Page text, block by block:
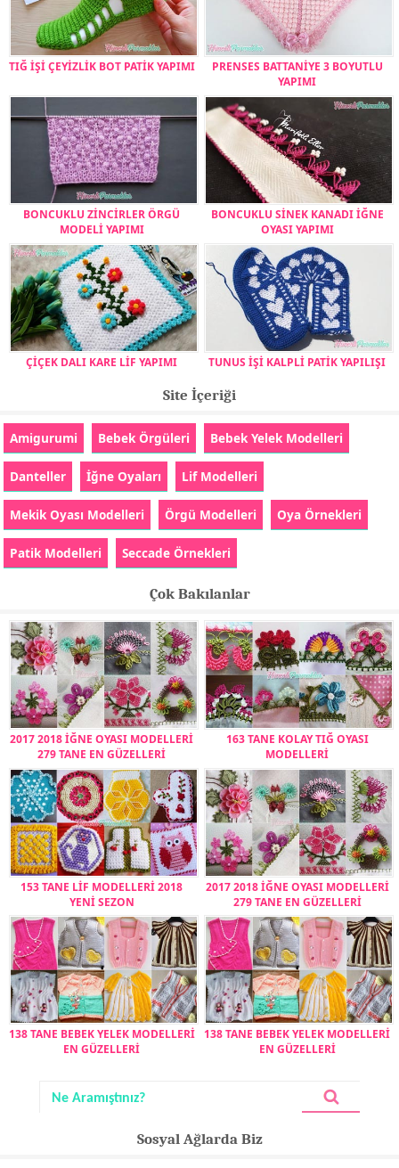
TIĞ İŞİ ÇEYİZLİK BOT PATİK YAPIMI
PRENSES BATTANİYE 3 BOYUTLU
YAPIMI
BONCUKLU ZİNCİRLER ÖRGÜ
MODELİ YAPIMI
BONCUKLU SİNEK KANADI İĞNE
OYASI YAPIMI
ÇİÇEK DALI KARE LİF YAPIMI TUNUS İŞİ KALPLİ PATİK YAPILIŞI
Site İçeriği
Amigurumi Bebek Örgüleri Bebek Yelek Modelleri
Danteller İğne Oyaları Lif Modelleri
Mekik Oyası Modelleri Örgü Modelleri Oya Örnekleri
Patik Modelleri Seccade Örnekleri
Çok Bakılanlar
2017 2018 İĞNE OYASI MODELLERİ
279 TANE EN GÜZELLERİ
163 TANE KOLAY TIĞ OYASI
MODELLERİ
153 TANE LİF MODELLERİ 2018
YENİ SEZON
2017 2018 İĞNE OYASI MODELLERİ
279 TANE EN GÜZELLERİ
138 TANE BEBEK YELEK MODELLERİ
EN GÜZELLERİ
138 TANE BEBEK YELEK MODELLERİ
EN GÜZELLERİ
Sosyal Ağlarda Biz